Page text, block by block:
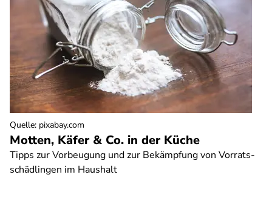
Motten, Käfer & Co. in der Küche
Tipps zur Vorbeugung und zur Bekämpfung von Vorrats-
schädlingen im Haushalt
Quelle: pixabay.com